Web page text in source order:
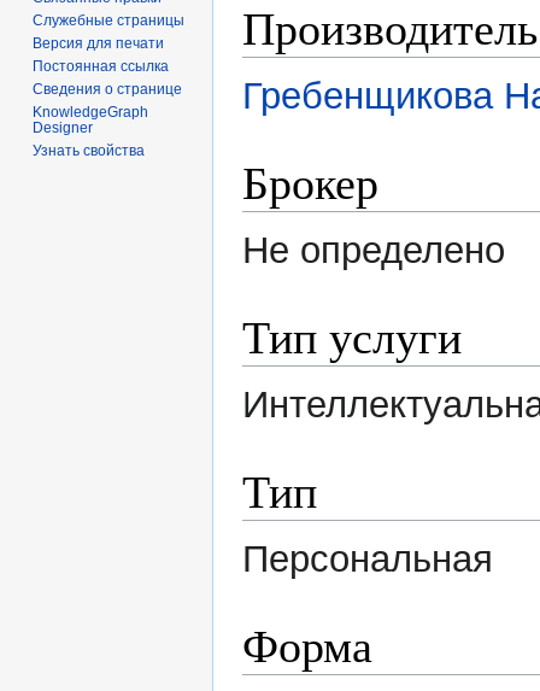
Гребенщикова
Брокер
Не определено
Тип услуги
Тип
Персональная
Форма
Служебные страницы
Версия для печати
Постоянная ссылка
Сведения о странице
KnowledgeGraph
Designer
Узнать свойства